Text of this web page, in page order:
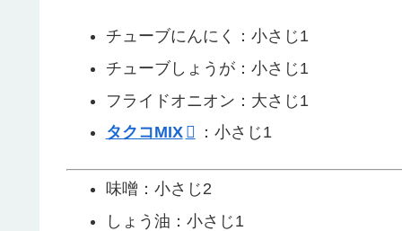
チューブにんにく：小さじ1
チューブしょうが：小さじ1
フライドオニオン：大さじ1
タクコMIX
：小さじ1
味噌：小さじ2
しょう油：小さじ1